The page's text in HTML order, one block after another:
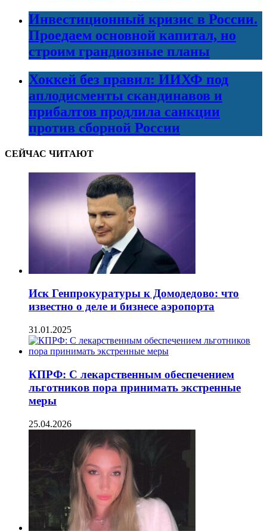
Инвестиционный кризис в России.
Проедаем основной капитал, но
строим грандиозные планы
Хоккей без правил: ИИХФ под
аплодисменты скандинавов и
прибалтов продлила санкции
против сборной России
СЕЙЧАС ЧИТАЮТ
Иск Генпрокуратуры к Домодедово: что
известно о деле и бизнесе аэропорта
31.01.2025
КПРФ: С лекарственным обеспечением
льготников пора принимать экстренные
меры
25.04.2026